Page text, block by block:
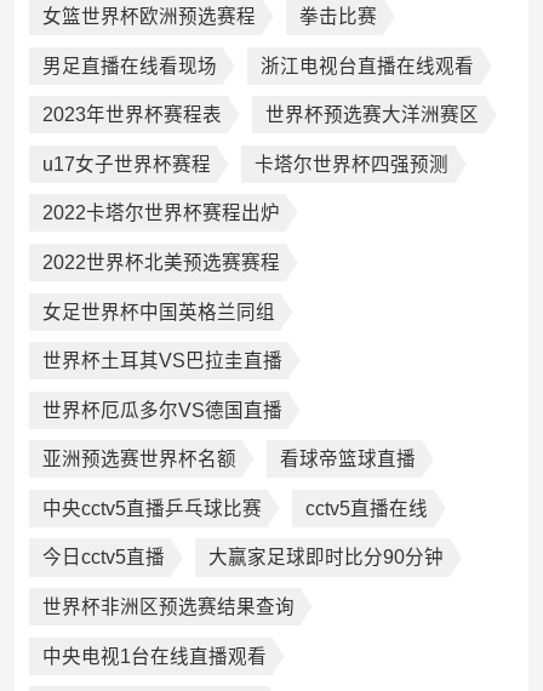
女篮世界杯欧洲预选赛程 拳击比赛
男足直播在线看现场 浙江电视台直播在线观看
2023年世界杯赛程表 世界杯预选赛大洋洲赛区
u17女子世界杯赛程 卡塔尔世界杯四强预测
2022卡塔尔世界杯赛程出炉
2022世界杯北美预选赛赛程
女足世界杯中国英格兰同组
世界杯土耳其VS巴拉圭直播
世界杯厄瓜多尔VS德国直播
亚洲预选赛世界杯名额 看球帝篮球直播
中央cctv5直播乒乓球比赛 cctv5直播在线
今日cctv5直播 大赢家足球即时比分90分钟
世界杯非洲区预选赛结果查询
中央电视1台在线直播观看